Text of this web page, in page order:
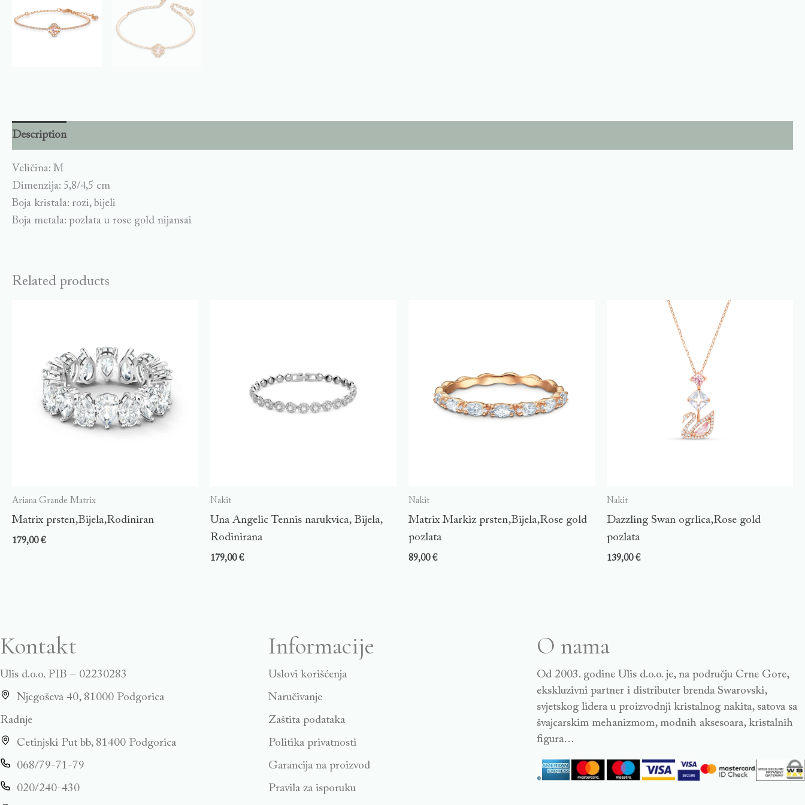
Description
Veličina: M
Dimenzija: 5,8/4,5 cm
Boja kristala: rozi, bijeli
Boja metala: pozlata u rose gold nijansai
Related products
Ariana Grande Matrix
Matrix prsten,Bijela,Rodiniran
179,00€
Nakit
Una Angelic Tennis narukvica, Bijela,
Rodinirana
179,00€
Nakit
Matrix Markiz prsten,Bijela,Rose gold
pozlata
89,00€
Nakit
Dazzling Swan ogrlica,Rose gold
pozlata
139,00€
Kontakt
Ulis d.o.o. PIB – 02230283
Njegoševa 40, 81000 Podgorica
Radnje
Cetinjski Put bb, 81400 Podgorica
068/79-71-79
020/240-430
Informacije
Uslovi korišćenja
Naručivanje
Zaštita podataka
Politika privatnosti
Garancija na proizvod
Pravila za isporuku
O nama
Od 2003. godine Ulis d.o.o. je, na području Crne Gore,
ekskluzivni partner i distributer brenda Swarovski,
svjetskog lidera u proizvodnji kristalnog nakita, satova sa
švajcarskim mehanizmom, modnih aksesoara, kristalnih
figura…